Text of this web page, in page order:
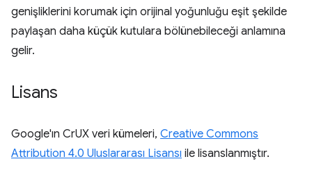
genişliklerini korumak için orijinal yoğunluğu eşit şekilde
paylaşan daha küçük kutulara bölünebileceği anlamına
gelir.
Lisans
Google'ın CrUX veri kümeleri, Creative Commons
Attribution 4.0 Uluslararası Lisansı ile lisanslanmıştır.